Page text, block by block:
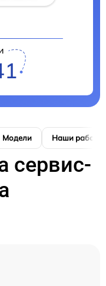
Модели Наши работы
сервис-